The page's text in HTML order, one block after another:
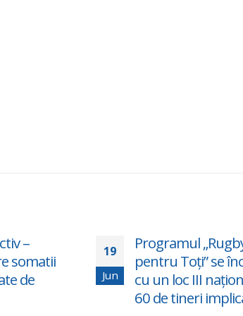
–
somatii
de
19
Jun
Programul
pentru Toți” se
cu un loc III
60 de tineri